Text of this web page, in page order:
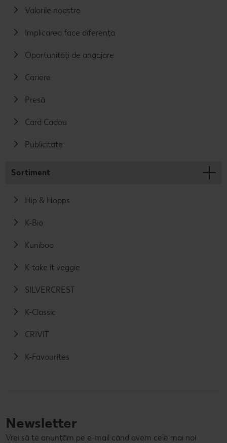
Valorile noastre
Implicarea face diferența
Oportunități de angajare
Cariere
Presă
Card Cadou
Publicitate
Sortiment
Hip & Hopps
K-Bio
Kuniboo
K-take it veggie
SILVERCREST
K-Classic
CRIVIT
K-Favourites
Newsletter
Vrei să te anunțăm pe e-mail când avem cele mai noi